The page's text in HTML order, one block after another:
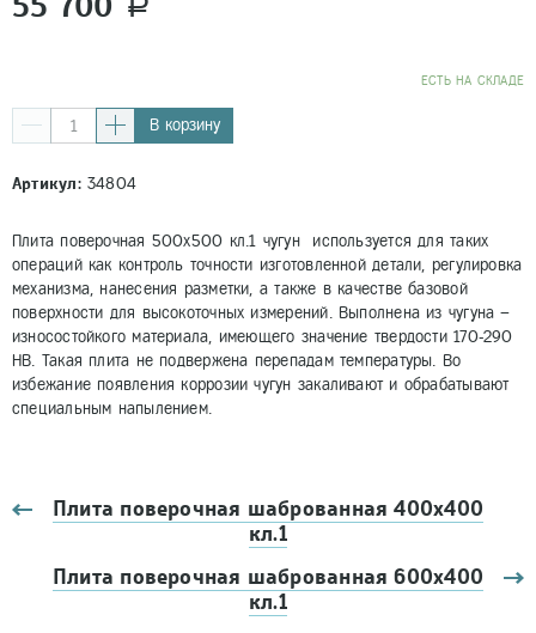
a
EСТЬ НА СКЛАДЕ
В корзину
Артикул:34804
Плита поверочная 500х500 кл.1 чугун используется для таких
операций как контроль точности изготовленной детали, регулировка
механизма, нанесения разметки, а также в качестве базовой
поверхности для высокоточных измерений. Выполнена из чугуна –
износостойкого материала, имеющего значение твердости 170-290
HB. Такая плита не подвержена перепадам температуры. Во
избежание появления коррозии чугун закаливают и обрабатывают
специальным напылением.
Плита поверочная шаброванная 400х400
кл.1
Плита поверочная шаброванная 600х400
кл.1